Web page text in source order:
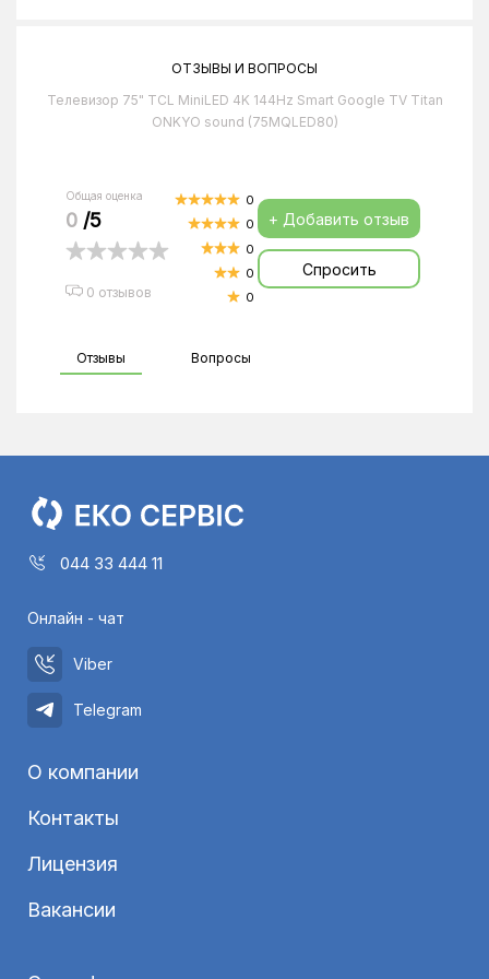
ОТЗЫВЫ И ВОПРОСЫ
Телевизор 75" TCL MiniLED 4K 144Hz Smart Google TV Titan
ONKYO sound (75MQLED80)
Общая оценка
0 /5
0 отзывов
0
0
0
0
0
+ Добавить отзыв
Спросить
Отзывы Вопросы
044 33 444 11
Онлайн - чат
Viber
Telegram
О компании
Контакты
Лицензия
Вакансии